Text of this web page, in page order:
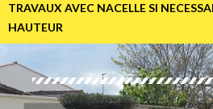
TRAVAUX AVEC NACELLE SI
HAUTEUR